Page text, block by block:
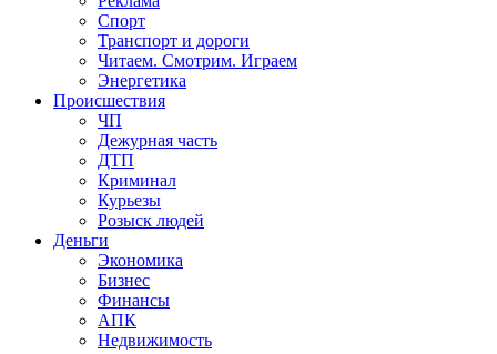
Спорт
Транспорт и дороги
Читаем. Смотрим. Играем
Энергетика
Происшествия
ЧП
Дежурная часть
ДТП
Криминал
Курьезы
Розыск людей
Деньги
Экономика
Бизнес
Финансы
АПК
Недвижимость